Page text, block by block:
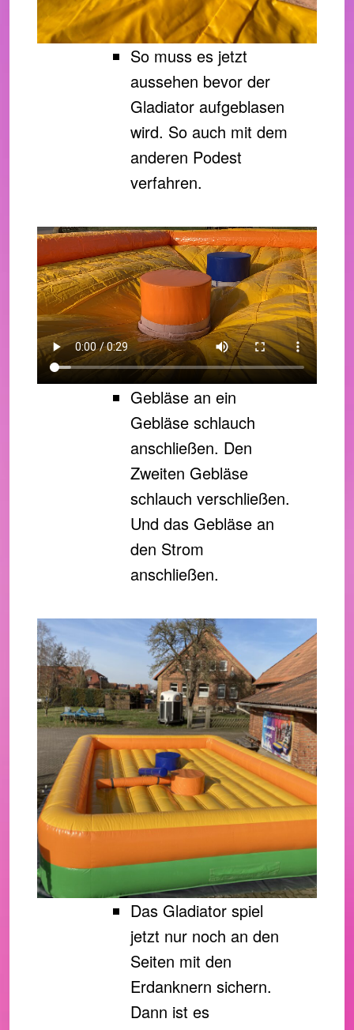
So muss es jetzt
aussehen bevor der
Gladiator aufgeblasen
wird. So auch mit dem
anderen Podest
verfahren.
Gebläse an ein
Gebläse schlauch
anschließen. Den
Zweiten Gebläse
schlauch verschließen.
Und das Gebläse an
den Strom
anschließen.
Das Gladiator spiel
jetzt nur noch an den
Seiten mit den
Erdanknern sichern.
Dann ist es